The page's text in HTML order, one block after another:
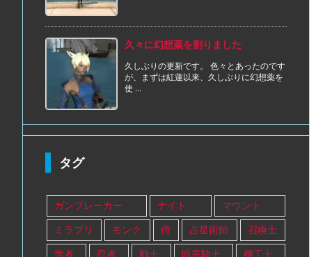
久々に幻想薬を割りました
久しぶりの更新です。 色々とあったのです
が、まずは紅蓮以来、久しぶりに幻想薬を
使 ...
タグ
ガンブレーカー ナイト マウント
ミラプリ モンク 侍 占星術師 召喚士
学者 忍者 戦士 暗黒騎士 機工士